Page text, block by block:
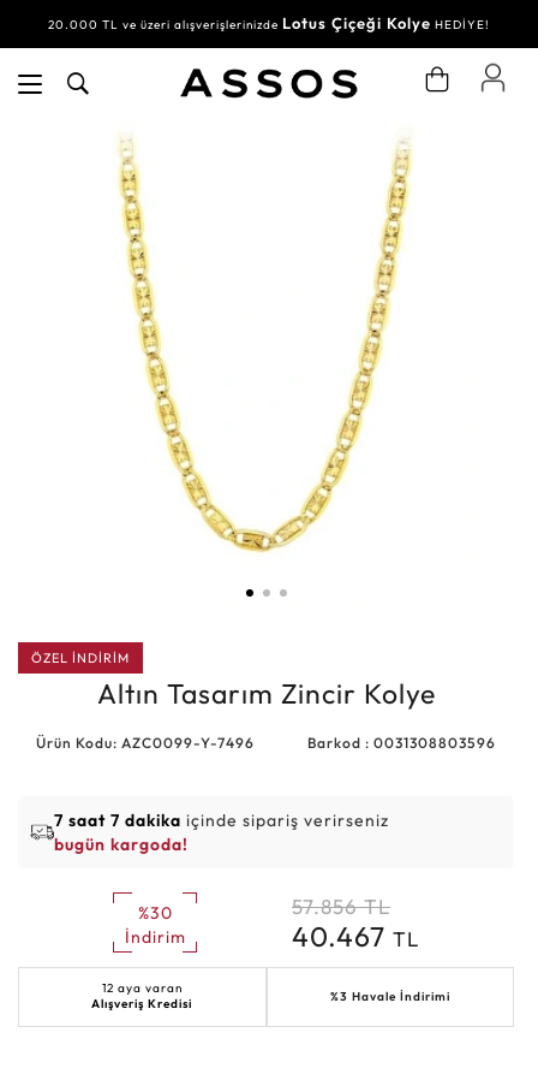
20.000 TL ve üzeri alışverişlerinizde Lotus Çiçeği Kolye HEDİYE!
ÖZEL İNDİRİM
Altın Tasarım Zincir Kolye
Ürün Kodu: AZC0099-Y-7496 Barkod : 0031308803596
7 saat 7 dakika içinde sipariş verirseniz
bugün kargoda!
%30
İndirim
57.856 TL
40.467 TL
12 aya varan
Alışveriş Kredisi
%3 Havale İndirimi